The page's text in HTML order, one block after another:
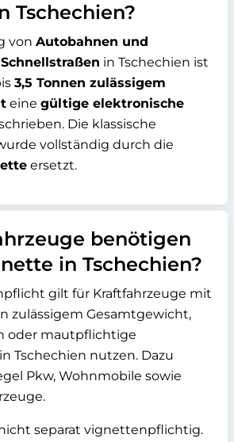
Tschechien?
von Autobahnen und
in Tschechien ist
3,5 Tonnen zulässigem
eine gültige elektronische
Die klassische
vollständig durch die
ersetzt.
benötigen
in Tschechien?
gilt für Kraftfahrzeuge mit
zulässigem Gesamtgewicht,
oder mautpflichtige
Tschechien nutzen. Dazu
Pkw, Wohnmobile sowie
separat vignettenpflichtig.